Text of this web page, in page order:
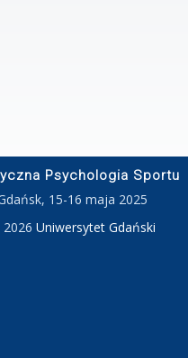
Psychologia Sportu
15-16 maja 2025
Uniwersytet Gdański